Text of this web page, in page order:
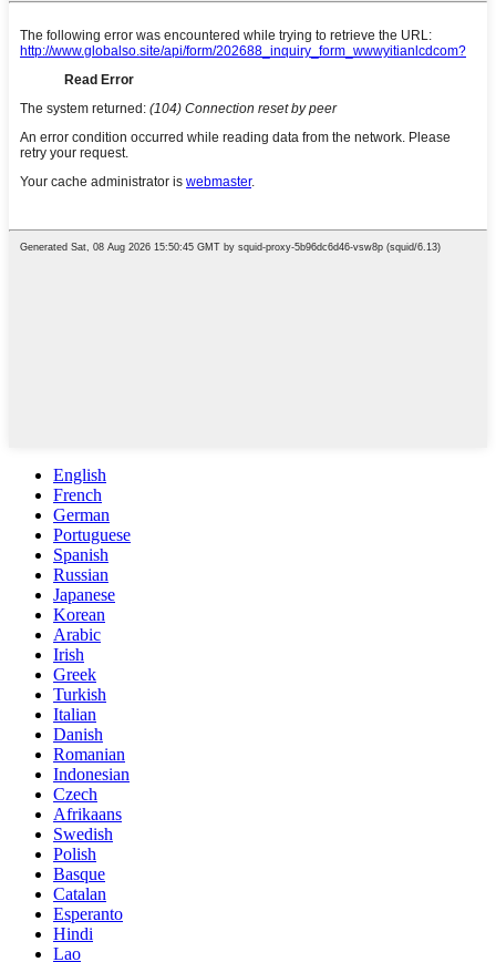
English
French
German
Portuguese
Spanish
Russian
Japanese
Korean
Arabic
Irish
Greek
Turkish
Italian
Danish
Romanian
Indonesian
Czech
Afrikaans
Swedish
Polish
Basque
Catalan
Esperanto
Hindi
Lao